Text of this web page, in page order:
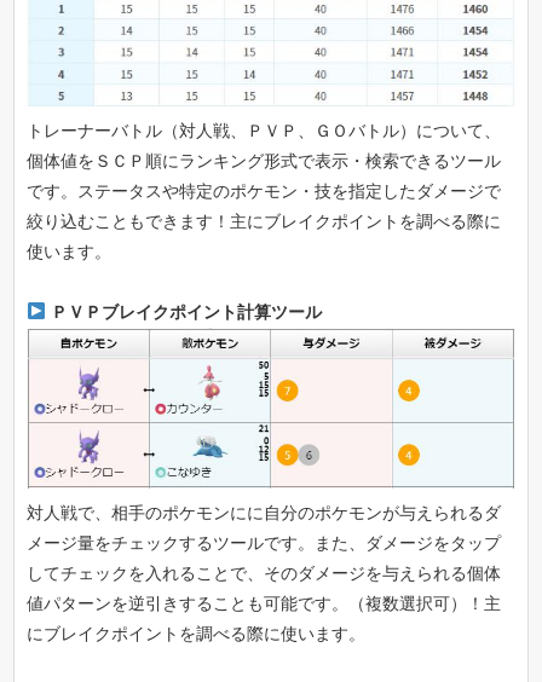
トレーナーバトル（対人戦、ＰＶＰ、ＧＯバトル）について、
個体値をＳＣＰ順にランキング形式で表示・検索できるツール
です。ステータスや特定のポケモン・技を指定したダメージで
絞り込むこともできます！主にブレイクポイントを調べる際に
使います。
ＰＶＰブレイクポイント計算ツール
対人戦で、相手のポケモンにに自分のポケモンが与えられるダ
メージ量をチェックするツールです。また、ダメージをタップ
してチェックを入れることで、そのダメージを与えられる個体
値パターンを逆引きすることも可能です。（複数選択可）！主
にブレイクポイントを調べる際に使います。